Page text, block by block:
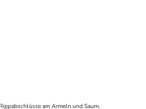
am Armeln und Saum.